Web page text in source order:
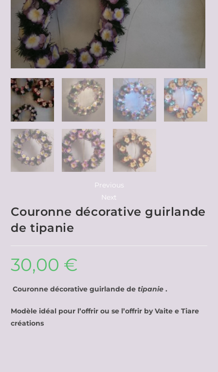
Previous
Next
Couronne décorative guirlande
de tipanie
30,00 €
Couronne décorative guirlande detipanie .
Modèle idéal pour l’offrir ou se l’offrir by Vaite e Tiare
créations